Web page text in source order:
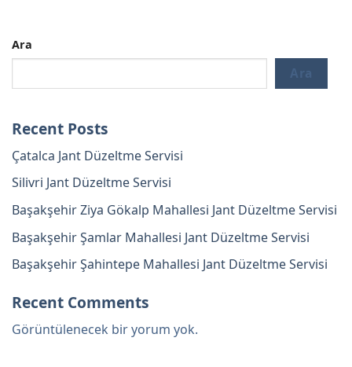
Ara
Ara
Recent Posts
Çatalca Jant Düzeltme Servisi
Silivri Jant Düzeltme Servisi
Başakşehir Ziya Gökalp Mahallesi Jant Düzeltme Servisi
Başakşehir Şamlar Mahallesi Jant Düzeltme Servisi
Başakşehir Şahintepe Mahallesi Jant Düzeltme Servisi
Recent Comments
Görüntülenecek bir yorum yok.